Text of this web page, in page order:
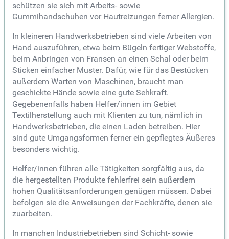
schützen sie sich mit Arbeits- sowie
Gummihandschuhen vor Hautreizungen ferner Allergien.
In kleineren Handwerksbetrieben sind viele Arbeiten von
Hand auszuführen, etwa beim Bügeln fertiger Webstoffe,
beim Anbringen von Fransen an einen Schal oder beim
Sticken einfacher Muster. Dafür, wie für das Bestücken
außerdem Warten von Maschinen, braucht man
geschickte Hände sowie eine gute Sehkraft.
Gegebenenfalls haben Helfer/innen im Gebiet
Textilherstellung auch mit Klienten zu tun, nämlich in
Handwerksbetrieben, die einen Laden betreiben. Hier
sind gute Umgangsformen ferner ein gepflegtes Äußeres
besonders wichtig.
Helfer/innen führen alle Tätigkeiten sorgfältig aus, da
die hergestellten Produkte fehlerfrei sein außerdem
hohen Qualitätsanforderungen genügen müssen. Dabei
befolgen sie die Anweisungen der Fachkräfte, denen sie
zuarbeiten.
In manchen Industriebetrieben sind Schicht- sowie